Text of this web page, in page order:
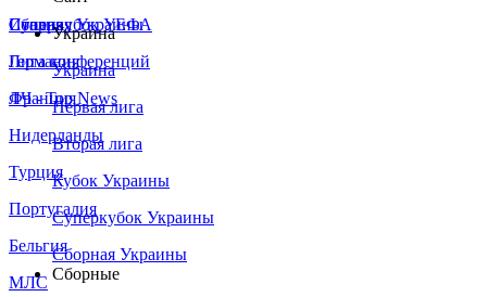
Сборная Украины
Италия
Германия
Франция
Нидерланды
Турция
Португалия
Бельгия
МЛС
Суперкубок УЕФА
Лига конференций
ЛЧ - Top News
Украина
Украина
Первая лига
Вторая лига
Кубок Украины
Суперкубок Украины
Сборная Украины
Сборные